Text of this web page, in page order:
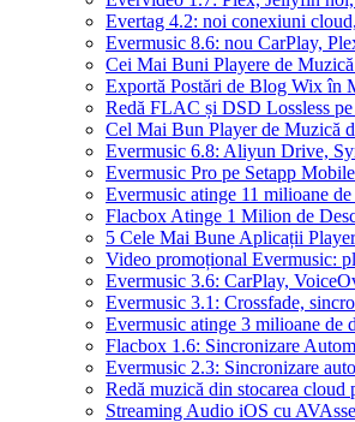
Evertag 4.2: noi conexiuni
Evermusic 8.6: nou CarPlay,
Cei Mai Buni Playere de
Exportă Postări de Blog Wix în
Redă FLAC și DSD Lossless
Cel Mai Bun Player de Muzică
Evermusic 6.8: Aliyun Drive,
Evermusic Pro pe Setapp
Evermusic atinge 11 milioane
Flacbox Atinge 1 Milion de
5 Cele Mai Bune Aplicații
Video promoțional Evermusic:
Evermusic 3.6: CarPlay,
Evermusic 3.1: Crossfade,
Evermusic atinge 3 milioane de
Flacbox 1.6: Sincronizare
Evermusic 2.3: Sincronizare
Redă muzică din stocarea cloud
Streaming Audio iOS cu